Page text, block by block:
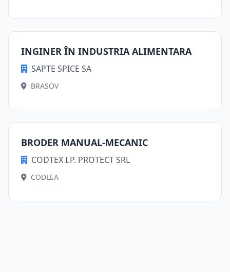
INGINER ÎN INDUSTRIA ALIMENTARA
SAPTE SPICE SA
BRASOV
BRODER MANUAL-MECANIC
CODTEX I.P. PROTECT SRL
CODLEA